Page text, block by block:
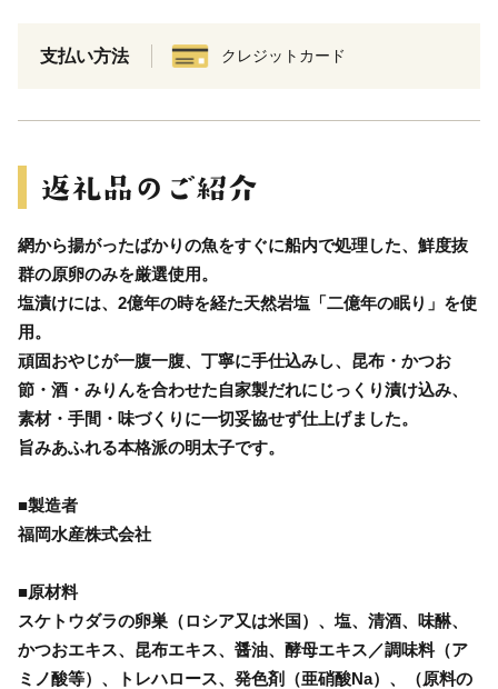
支払い方法 クレジットカード
網から揚がったばかりの魚をすぐに船内で処理した、鮮度抜
群の原卵のみを厳選使用。
塩漬けには、2億年の時を経た天然岩塩「二億年の眠り」を使
用。
頑固おやじが一腹一腹、丁寧に手仕込みし、昆布・かつお
節・酒・みりんを合わせた自家製だれにじっくり漬け込み、
素材・手間・味づくりに一切妥協せず仕上げました。
旨みあふれる本格派の明太子です。
■製造者
福岡水産株式会社
■原材料
スケトウダラの卵巣（ロシア又は米国）、塩、清酒、味醂、
かつおエキス、昆布エキス、醤油、酵母エキス／調味料（ア
ミノ酸等）、トレハロース、発色剤（亜硝酸Na）、（原料の